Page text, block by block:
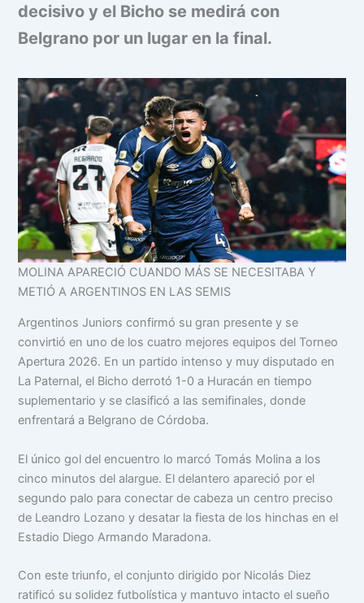
decisivo y el Bicho se medirá con
Belgrano por un lugar en la final.
MOLINA APARECIÓ CUANDO MÁS SE NECESITABA Y
METIÓ A ARGENTINOS EN LAS SEMIS
Argentinos Juniors confirmó su gran presente y se
convirtió en uno de los cuatro mejores equipos del Torneo
Apertura 2026. En un partido intenso y muy disputado en
La Paternal, el Bicho derrotó 1-0 a Huracán en tiempo
suplementario y se clasificó a las semifinales, donde
enfrentará a Belgrano de Córdoba.
El único gol del encuentro lo marcó Tomás Molina a los
cinco minutos del alargue. El delantero apareció por el
segundo palo para conectar de cabeza un centro preciso
de Leandro Lozano y desatar la fiesta de los hinchas en el
Estadio Diego Armando Maradona.
Con este triunfo, el conjunto dirigido por Nicolás Diez
ratificó su solidez futbolística y mantuvo intacto el sueño